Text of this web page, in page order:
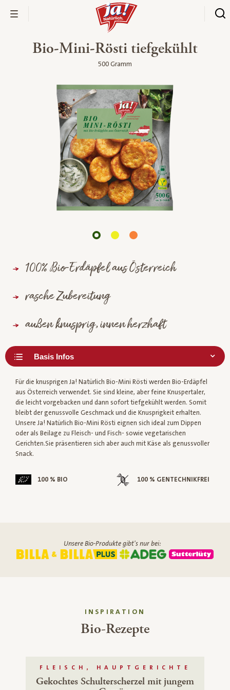
Bio-Mini-Rösti tiefgekühlt
500 Gramm
100% Bio-Erdäpfel aus Österreich
rasche Zubereitung
außen knusprig, innen herzhaft
Für die knusprigen Ja! Natürlich Bio-Mini Rösti werden Bio-Erdäpfel
aus Österreich verwendet. Sie sind kleine, aber feine Knuspertaler,
die leicht vorgebacken und dann sofort tiefgekühlt werden. Somit
bleibt der genussvolle Geschmack und die Knusprigkeit erhalten.
Unsere Ja! Natürlich Bio-Mini Rösti eignen sich ideal zum Dippen
oder als Beilage zu Fleisch- und Fisch- sowie vegetarischen
Gerichten.Sie präsentieren sich aber auch mit Käse als genussvoller
Snack.
100 % BIO 100 % GENTECHNIKFREI
Unsere Bio-Produkte gibt's nur bei:
INSPIRATION
Bio-Rezepte
FLEISCH, HAUPTGERICHTE
Gekochtes Schulterscherzel mit jungem